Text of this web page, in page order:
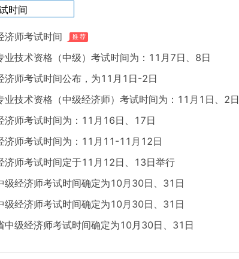
时间
济师考试时间
业技术资格（中级）考试时间为：11月7日、8日
济师考试时间公布，为11月1日-2日
业技术资格（中级经济师）考试时间为：11月1日、2日
济师考试时间为：11月16日、17日
济师考试时间为：11月11-11月12日
济师考试时间定于11月12日、13日举行
级经济师考试时间确定为10月30日、31日
级经济师考试时间确定为10月30日、31日
中级经济师考试时间确定为10月30日、31日